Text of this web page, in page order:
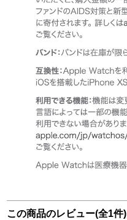
この商品のレビュー(全1件)